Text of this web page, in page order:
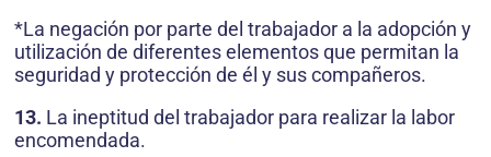
*La negación por parte del trabajador a la adopción y
utilización de diferentes elementos que permitan la
seguridad y protección de él y sus compañeros.
13. La ineptitud del trabajador para realizar la labor
encomendada.